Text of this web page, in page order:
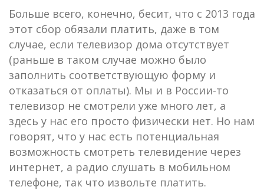
Больше всего, конечно, бесит, что с 2013 года
этот сбор обязали платить, даже в том
случае, если телевизор дома отсутствует
(раньше в таком случае можно было
заполнить соответствующую форму и
отказаться от оплаты). Мы и в России-то
телевизор не смотрели уже много лет, а
здесь у нас его просто физически нет. Но нам
говорят, что у нас есть потенциальная
возможность смотреть телевидение через
интернет, а радио слушать в мобильном
телефоне, так что извольте платить.